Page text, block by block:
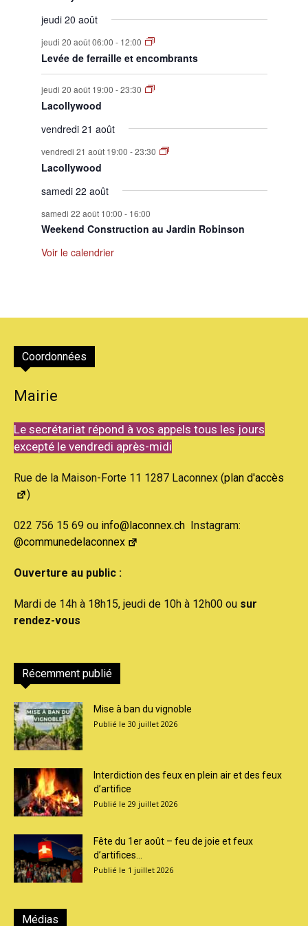
jeudi 20 août
jeudi 20 août 06:00 - 12:00
Levée de ferraille et encombrants
jeudi 20 août 19:00 -23:30
Lacollywood
vendredi 21 août
vendredi 21 août 19:00 -23:30
Lacollywood
samedi 22 août
samedi 22 août 10:00 - 16:00
Weekend Construction au Jardin Robinson
Voir le calendrier
Coordonnées
Mairie
Le secrétariat répond à vos appels tous les jours
excepté le vendredi après-midi
Rue de la Maison-Forte 11 1287 Laconnex (plan d'accès
)
022 756 15 69 ou info@laconnex.ch Instagram:
@communedelaconnex
Ouverture au public :
Mardi de 14h à 18h15, jeudi de 10h à 12h00 ou sur
rendez-vous
Récemment publié
Mise à ban du vignoble
30 juillet 2026
Interdiction des feux en plein air et des feux
d’artifice
29 juillet 2026
Fête du 1er août – feu de joie et feux
d’artifices...
1 juillet 2026
Médias